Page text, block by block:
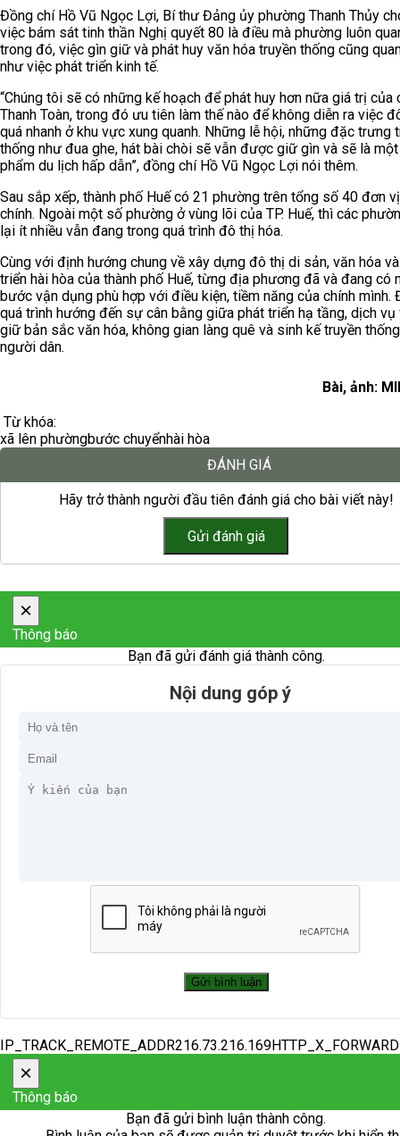
Đồng chí Hồ Vũ Ngọc Lợi, Bí thư Đảng ủy phường Thanh Thủy
việc bám sát tinh thần Nghị quyết 80 là điều mà phường luôn
trong đó, việc gìn giữ và phát huy văn hóa truyền thống cũng
như việc phát triển kinh tế.
“Chúng tôi sẽ có những kế hoạch để phát huy hơn nữa giá trị của
Thanh Toàn, trong đó ưu tiên làm thế nào để không diễn ra việc
quá nhanh ở khu vực xung quanh. Những lễ hội, những đặc trưng
thống như đua ghe, hát bài chòi sẽ vẫn được giữ gìn và sẽ là
phẩm du lịch hấp dẫn”, đồng chí Hồ Vũ Ngọc Lợi nói thêm.
Sau sắp xếp, thành phố Huế có 21 phường trên tổng số 40 đơn
chính. Ngoài một số phường ở vùng lõi của TP. Huế, thì các
lại ít nhiều vẫn đang trong quá trình đô thị hóa.
Cùng với định hướng chung về xây dựng đô thị di sản, văn hóa
triển hài hòa của thành phố Huế, từng địa phương đã và đang có
bước vận dụng phù hợp với điều kiện, tiềm năng của chính mình.
quá trình hướng đến sự cân bằng giữa phát triển hạ tầng, dịch vụ
giữ bản sắc văn hóa, không gian làng quê và sinh kế truyền
người dân.
Bài, ảnh:
Từ khóa:
xã lên phườngbước chuyểnhài hòa
ĐÁNH GIÁ
Hãy trở thành người đầu tiên đánh giá cho bài viết này!
×
Thông báo
Bạn đã gửi đánh giá thành công.
Nội dung góp ý
×
Thông báo
Bạn đã gửi bình luận thành công.